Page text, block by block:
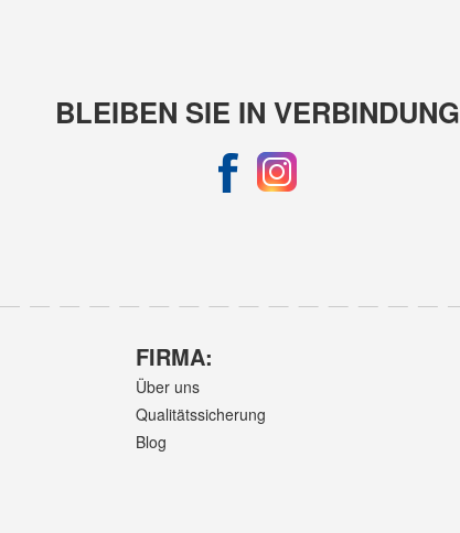
BLEIBEN SIE IN VERBINDUNG
FIRMA:
Über uns
Qualitätssicherung
Blog